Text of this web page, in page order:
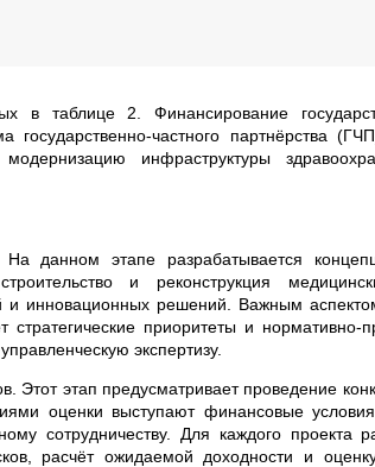
в таблице 2. Финансирование
государственно-частного партнёрства
инфраструктуры
данном этапе разрабатывается
и реконструкция
инновационных решений. Важным
стратегические приоритеты и нормативно-
экспертизу.
Этот этап предусматривает проведение
оценки выступают финансовые
сотрудничеству. Для каждого проекта
расчёт ожидаемой доходности и